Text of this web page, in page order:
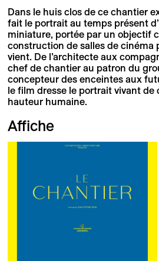
Dans le huis clos de ce chantier
fait le portrait au temps présent
miniature, portée par un objectif
construction de salles de cinéma
vient. De l’architecte aux
chef de chantier au patron du
concepteur des enceintes aux
le film dresse le portrait vivant de
hauteur humaine.
Affiche